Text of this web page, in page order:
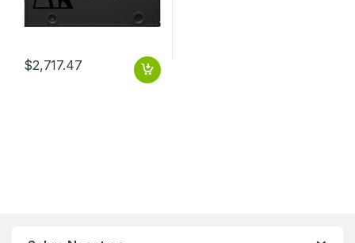
$2,717.47